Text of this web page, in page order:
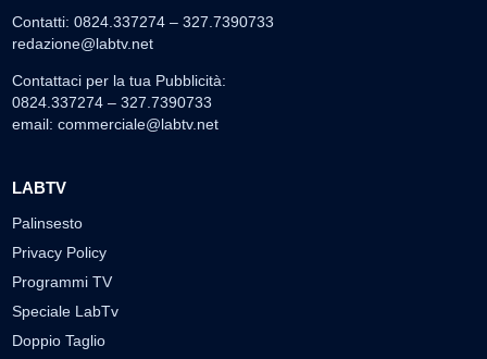
Contatti: 0824.337274 – 327.7390733
redazione@labtv.net
Contattaci per la tua Pubblicità:
0824.337274 – 327.7390733
email: commerciale@labtv.net
LABTV
Palinsesto
Privacy Policy
Programmi TV
Speciale LabTv
Doppio Taglio